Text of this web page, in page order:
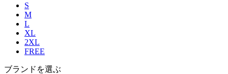
S
M
L
XL
2XL
FREE
ブランドを選ぶ